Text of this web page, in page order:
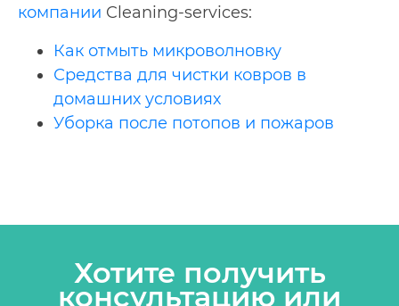
компании Cleaning-services:
Как отмыть микроволновку
Средства для чистки ковров в
домашних условиях
Уборка после потопов и пожаров
Хотите получить
консультацию или